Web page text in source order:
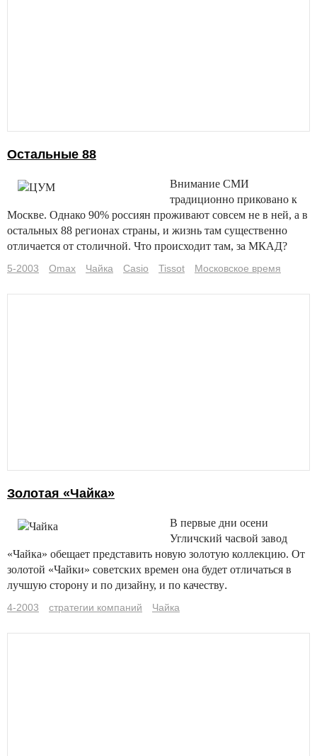
Остальные 88
Внимание СМИ
традиционно приковано к
Москве. Однако 90% россиян проживают совсем не в ней, а в
остальных 88 регионах страны, и жизнь там существенно
отличается от столичной. Что происходит там, за МКАД?
5-2003 Omax Чайка Casio Tissot Московское время
Золотая «Чайка»
В первые дни осени
Угличский часвой завод
«Чайка» обещает представить новую золотую коллекцию. От
золотой «Чайки» советских времен она будет отличаться в
лучшую сторону и по дизайну, и по качеству.
4-2003 стратегии компаний Чайка